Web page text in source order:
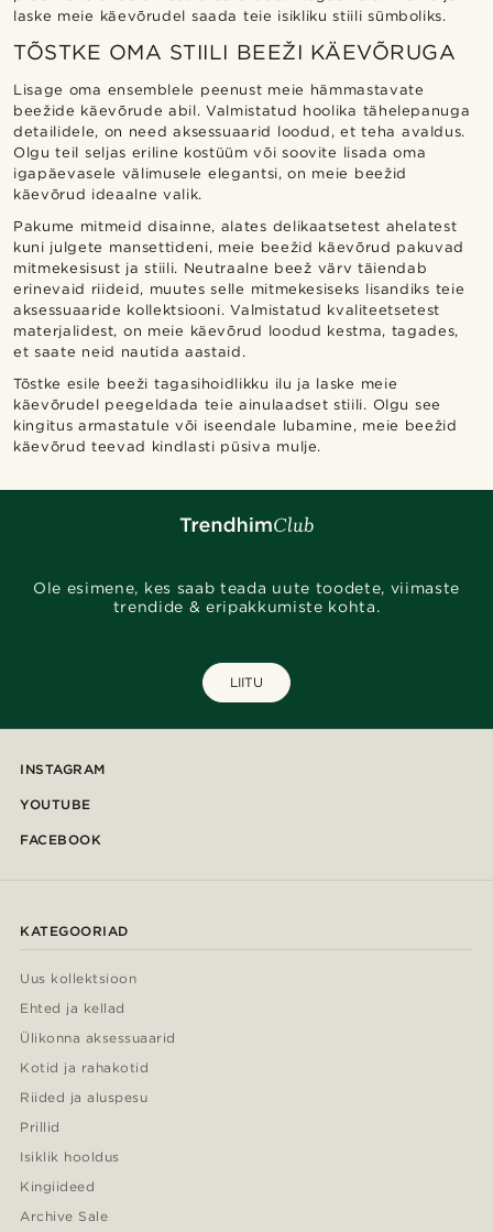
laske meie käevõrudel saada teie isikliku stiili sümboliks.
TÕSTKE OMA STIILI BEEŽI KÄEVÕRUGA
Lisage oma ensemblele peenust meie hämmastavate
beežide käevõrude abil. Valmistatud hoolika tähelepanuga
detailidele, on need aksessuaarid loodud, et teha avaldus.
Olgu teil seljas eriline kostüüm või soovite lisada oma
igapäevasele välimusele elegantsi, on meie beežid
käevõrud ideaalne valik.
Pakume mitmeid disainne, alates delikaatsetest ahelatest
kuni julgete mansettideni, meie beežid käevõrud pakuvad
mitmekesisust ja stiili. Neutraalne beež värv täiendab
erinevaid riideid, muutes selle mitmekesiseks lisandiks teie
aksessuaaride kollektsiooni. Valmistatud kvaliteetsetest
materjalidest, on meie käevõrud loodud kestma, tagades,
et saate neid nautida aastaid.
Tõstke esile beeži tagasihoidlikku ilu ja laske meie
käevõrudel peegeldada teie ainulaadset stiili. Olgu see
kingitus armastatule või iseendale lubamine, meie beežid
käevõrud teevad kindlasti püsiva mulje.
Ole esimene, kes saab teada uute toodete, viimaste
trendide & eripakkumiste kohta.
LIITU
INSTAGRAM
YOUTUBE
FACEBOOK
KATEGOORIAD
Uus kollektsioon
Ehted ja kellad
Ülikonna aksessuaarid
Kotid ja rahakotid
Riided ja aluspesu
Prillid
Isiklik hooldus
Kingiideed
Archive Sale